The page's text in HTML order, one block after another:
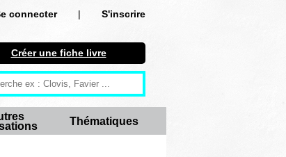
connecter |
S'inscrire
une fiche livre
Créer une fiche livre
Thématiques